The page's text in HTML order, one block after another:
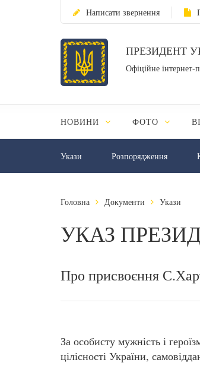
Написати звернення
ПРЕЗИДЕНТ
Офіційне інтернет-
НОВИНИ ФОТО
Укази Розпорядження
Головна Документи Укази
УКАЗ
Про присвоєння
За особисту мужність і
цілісності України,